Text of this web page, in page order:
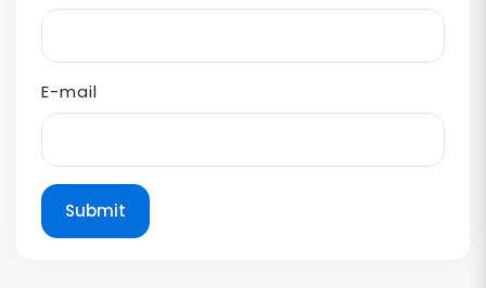
E-mail
Submit